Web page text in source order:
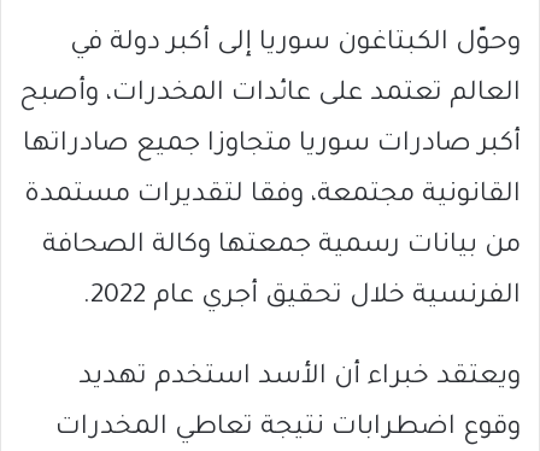
وحوّل الكبتاغون سوريا إلى أكبر دولة في
العالم تعتمد على عائدات المخدرات، وأصبح
أكبر صادرات سوريا متجاوزا جميع صادراتها
القانونية مجتمعة، وفقا لتقديرات مستمدة
من بيانات رسمية جمعتها وكالة الصحافة
الفرنسية خلال تحقيق أجري عام 2022.
ويعتقد خبراء أن الأسد استخدم تهديد
وقوع اضطرابات نتيجة تعاطي المخدرات